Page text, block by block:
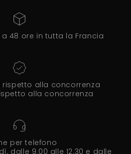
48 ore in tutta la Francia
rispetto alla concorrenza
alla concorrenza
per telefono
dalle 9.00 alle 12.30 e dalle